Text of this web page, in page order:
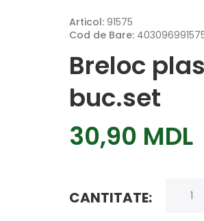
Articol: 91575
Cod de Bare:
Breloc
buc.set
30,90 MDL
CANTITATE: